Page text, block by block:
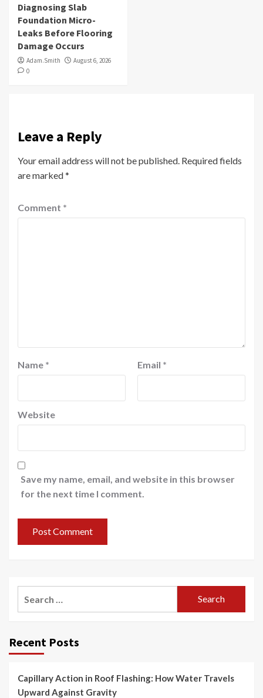
Diagnosing Slab
Foundation Micro-
Leaks Before Flooring
Damage Occurs
Adam.Smith
August 6, 2026
0
Leave a Reply
Your email address will not be published. Required fields
are marked*
Comment *
Name * Email *
Website
Save my name, email, and website in this browser
for the next time I comment.
Recent Posts
Capillary Action in Roof Flashing: How Water Travels
Upward Against Gravity